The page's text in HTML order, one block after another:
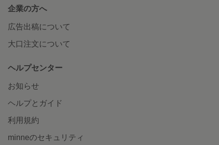
企業の方へ
広告出稿について
大口注文について
ヘルプセンター
お知らせ
ヘルプとガイド
利用規約
minneのセキュリティ